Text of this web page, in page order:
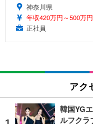
神奈川県
年収420万円～500万円
正社員
アク
韓国YG
ルフクラ